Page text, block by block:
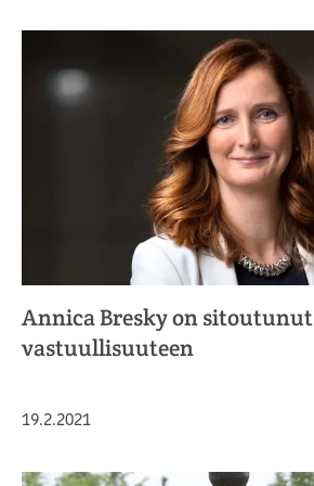
Annica Bresky on sitoutunut
vastuullisuuteen
Julkaistu
19.2.2021